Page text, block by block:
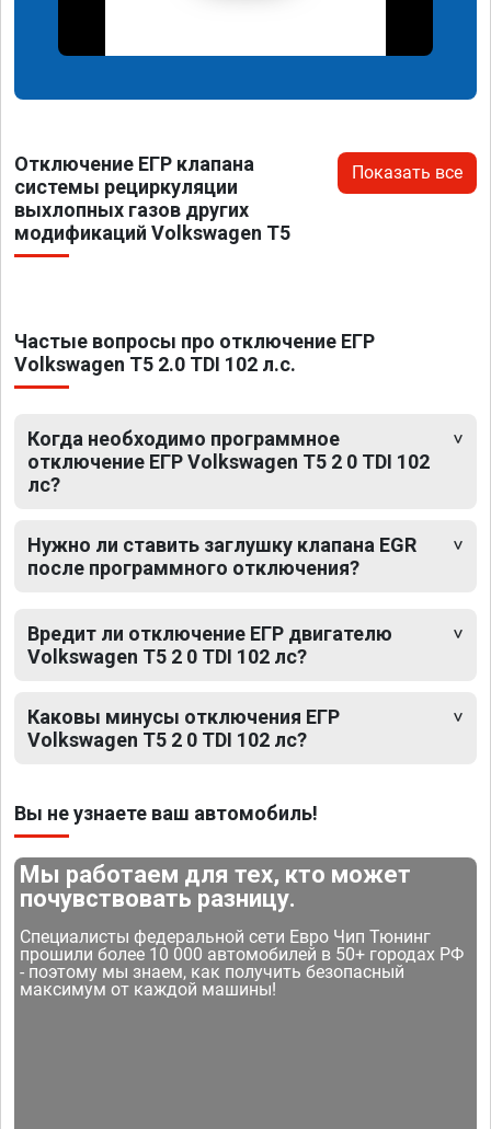
Отключение ЕГР клапана
системы рециркуляции
выхлопных газов других
модификаций Volkswagen T5
Показать все
Частые вопросы про отключение ЕГР
Volkswagen T5 2.0 TDI 102 л.с.
Когда необходимо программное
отключение ЕГР Volkswagen T5 2 0 TDI 102
лс?
Нужно ли ставить заглушку клапана EGR
после программного отключения?
Вредит ли отключение ЕГР двигателю
Volkswagen T5 2 0 TDI 102 лс?
Каковы минусы отключения ЕГР
Volkswagen T5 2 0 TDI 102 лс?
Вы не узнаете ваш автомобиль!
Мы работаем для тех, кто может
почувствовать разницу.
Специалисты федеральной сети Евро Чип Тюнинг
прошили более 10 000 автомобилей в 50+ городах РФ
- поэтому мы знаем, как получить безопасный
максимум от каждой машины!